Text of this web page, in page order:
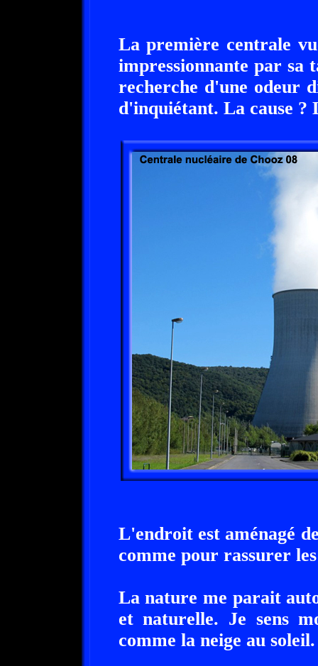
La première centrale
impressionnante par sa
recherche d'une odeur
d'inquiétant. La cause ?
L'endroit est aménagé
comme pour rassurer
La nature me parait
et naturelle. Je sens
comme la neige au soleil.